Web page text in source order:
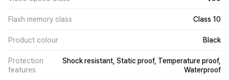
Flash memory class Class 10
Product colour Black
Protection
features
Shock resistant, Static proof, Temperature proof,
Waterproof